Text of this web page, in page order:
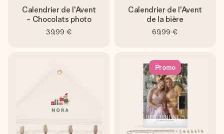
Calendrier de l'Avent
- Chocolats photo
39,99 €
Calendrier de l'Avent
de la bière
69,99 €
Promo